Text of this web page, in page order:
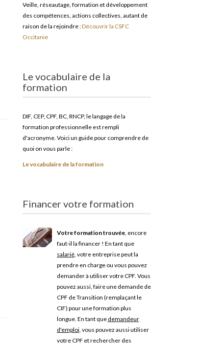
Veille, réseautage, formation et développement
des compétences, actions collectives, autant de
raison de la rejoindre :Découvrir la CSFC
Occitanie
Le vocabulaire de la
formation
DIF, CEP, CPF, BC, RNCP, le langage de la
formation professionnelle est rempli
d'acronyme. Voici un guide pour comprendre de
quoi on vous parle :
Le vocabulaire de la formation
Financer votre formation
Votre formation trouvée, encore
faut-il la financer ! En tant que
salarié, votre entreprise peut la
prendre en charge ou vous pouvez
demander à utiliser votre CPF. Vous
pouvez aussi, faire une demande de
CPF de Transition (remplaçant le
CIF) pour une formation plus
longue. En tant que demandeur
d'emploi, vous pouvez aussi utiliser
votre CPF et rechercher des